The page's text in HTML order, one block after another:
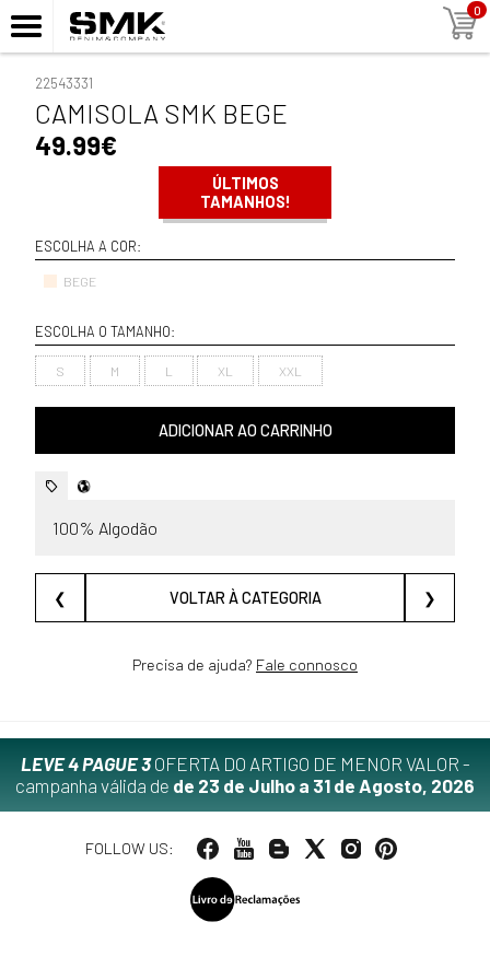
0
22543331
CAMISOLA SMK BEGE
49.99€
ÚLTIMOS
TAMANHOS!
ESCOLHA A COR:
BEGE
ESCOLHA O TAMANHO:
S M L XL XXL
ADICIONAR AO CARRINHO
100% Algodão
❮ VOLTAR À CATEGORIA ❯
Precisa de ajuda? Fale connosco
LEVE 4 PAGUE 3OFERTA DO ARTIGO DE MENOR VALOR -
campanha válida de de 23 de Julho a 31 de Agosto, 2026
FOLLOW US: